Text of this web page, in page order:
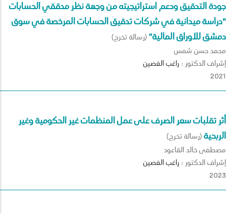
جودة التدقيق ودعم استراتيجيته من وجهة نظر مدققي الحسابات
"دراسة ميدانية في شركات تدقيق الحسابات المرخصة في سوق
دمشق للأوراق المالية"(رسالة تخرج)
محمد حسن شمس
إشراف الدكتور : راغبالغصين
2021
أثر تقلبات سعر الصرف على عمل المنظمات غير الحكومية وغير
الربحية(رسالة تخرج)
مصطفى خالد القاعود
إشراف الدكتور : راغبالغصين
2023